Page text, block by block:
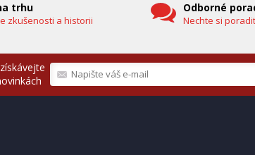
trhu
zkušenosti a historii
Odborné
Nechte si